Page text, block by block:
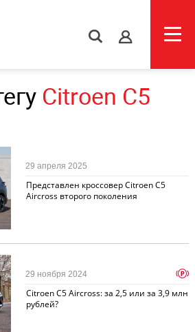
s
Citroen C5
Представлен кроссовер Citroen C5
Aircross второго поколения
29 апреля 2025
Citroen C5 Aircross: за 2,5 или за 3,9 млн
рублей?
29 ноября 2024 p